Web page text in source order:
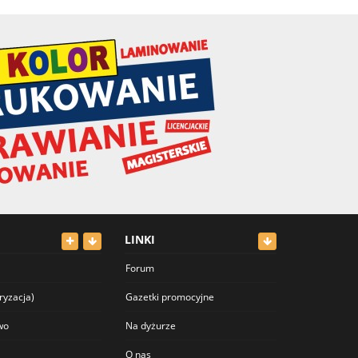
LINKI
Forum
Gazetki promocyjne
Na dyżurze
O nas